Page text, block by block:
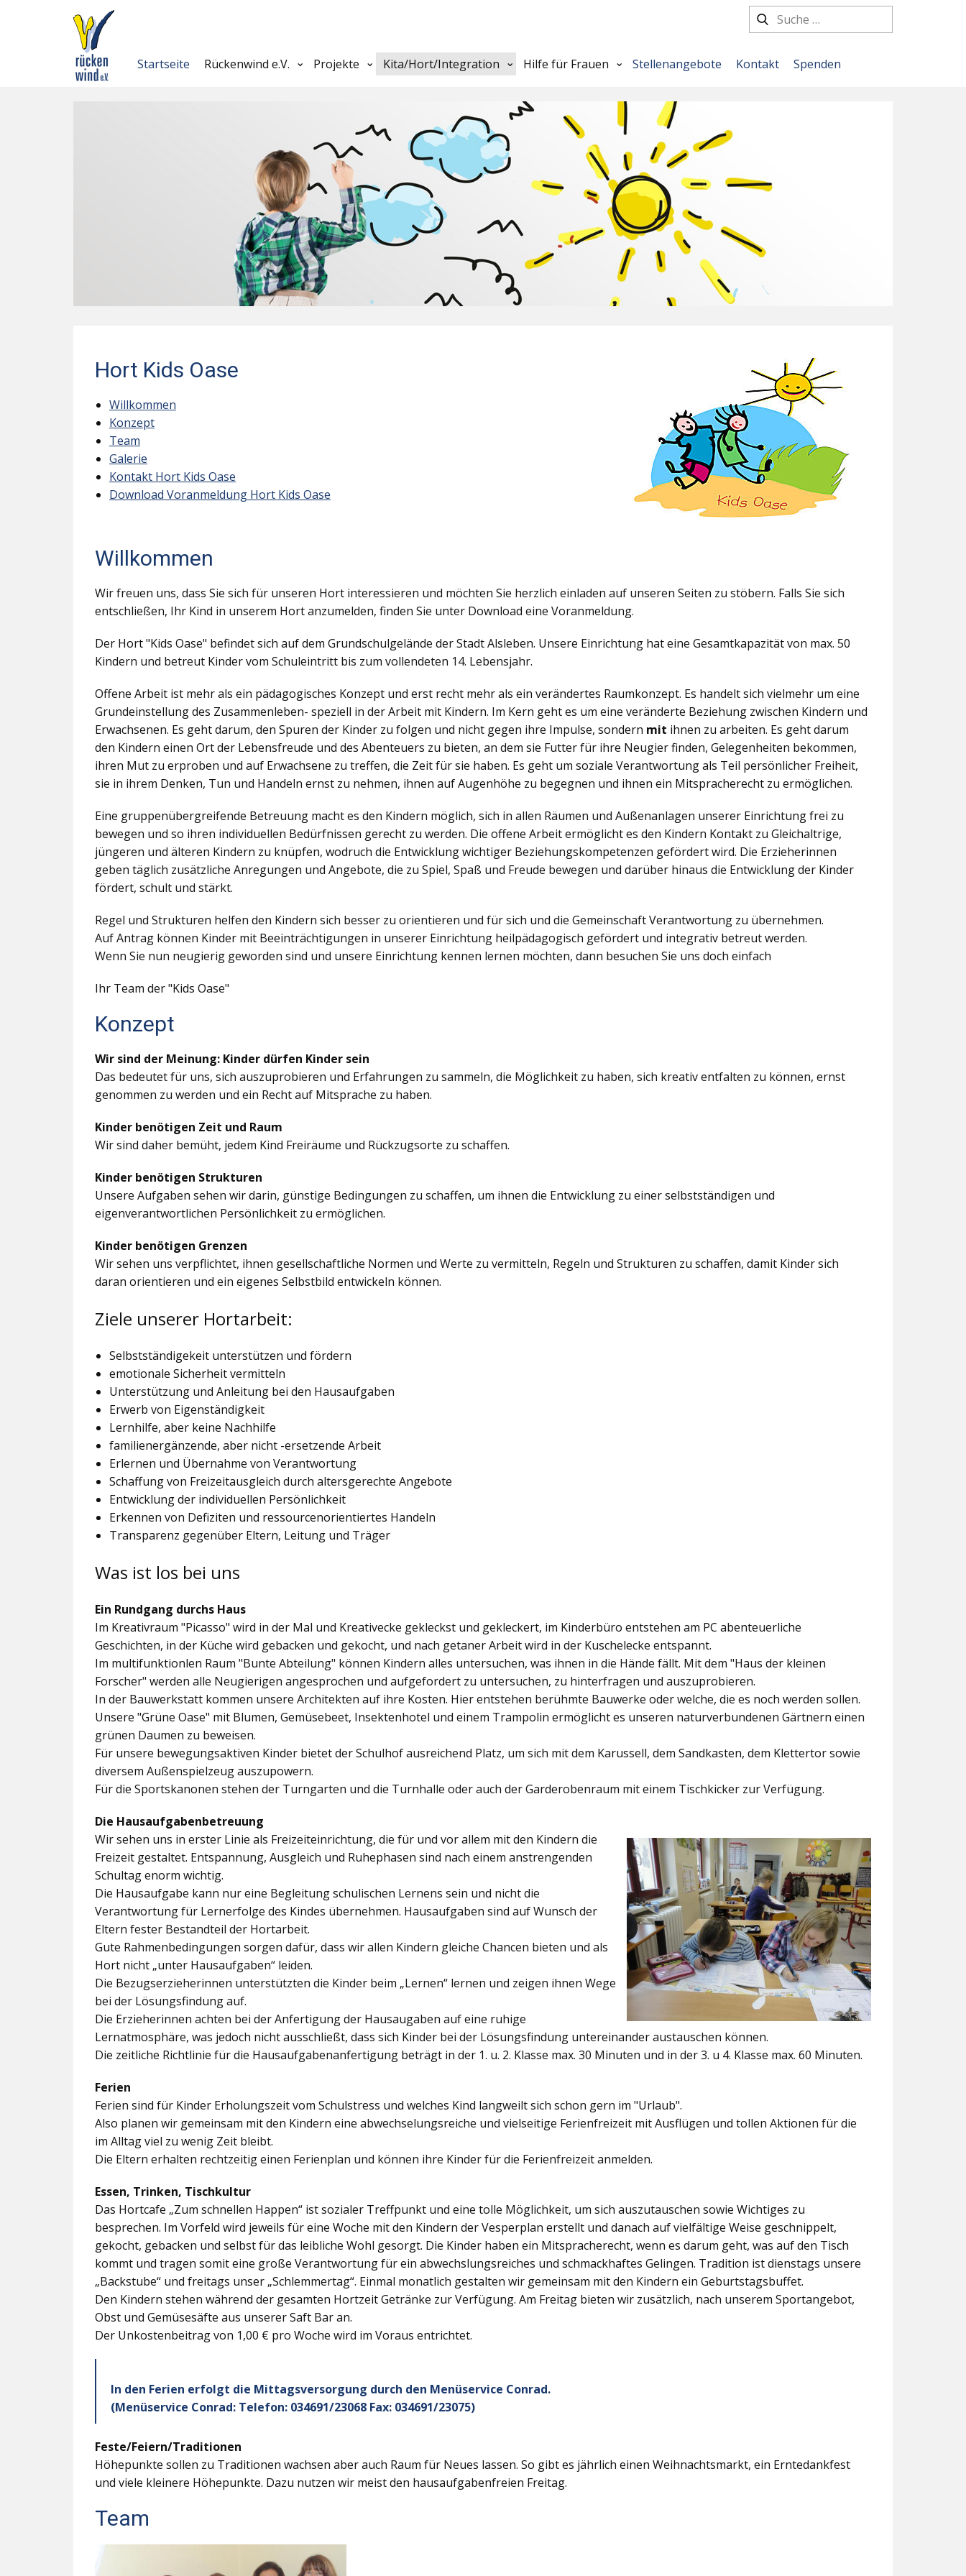
Startseite Rückenwind e.V. Projekte Kita/Hort/Integration Hilfe für Frauen Stellenangebote Kontakt Spenden
Hort Kids Oase
Willkommen
Konzept
Team
Galerie
Kontakt Hort Kids Oase
Download Voranmeldung Hort Kids Oase
Willkommen
Wir freuen uns, dass Sie sich für unseren Hort interessieren und möchten Sie herzlich einladen auf unseren Seiten zu stöbern. Falls Sie sich
entschließen, Ihr Kind in unserem Hort anzumelden, finden Sie unter Download eine Voranmeldung.
Der Hort "Kids Oase" befindet sich auf dem Grundschulgelände der Stadt Alsleben. Unsere Einrichtung hat eine Gesamtkapazität von max. 50
Kindern und betreut Kinder vom Schuleintritt bis zum vollendeten 14. Lebensjahr.
Offene Arbeit ist mehr als ein pädagogisches Konzept und erst recht mehr als ein verändertes Raumkonzept. Es handelt sich vielmehr um eine
Grundeinstellung des Zusammenleben- speziell in der Arbeit mit Kindern. Im Kern geht es um eine veränderte Beziehung zwischen Kindern und
Erwachsenen. Es geht darum, den Spuren der Kinder zu folgen und nicht gegen ihre Impulse, sondern mit ihnen zu arbeiten. Es geht darum
den Kindern einen Ort der Lebensfreude und des Abenteuers zu bieten, an dem sie Futter für ihre Neugier finden, Gelegenheiten bekommen,
ihren Mut zu erproben und auf Erwachsene zu treffen, die Zeit für sie haben. Es geht um soziale Verantwortung als Teil persönlicher Freiheit,
sie in ihrem Denken, Tun und Handeln ernst zu nehmen, ihnen auf Augenhöhe zu begegnen und ihnen ein Mitspracherecht zu ermöglichen.
Eine gruppenübergreifende Betreuung macht es den Kindern möglich, sich in allen Räumen und Außenanlagen unserer Einrichtung frei zu
bewegen und so ihren individuellen Bedürfnissen gerecht zu werden. Die offene Arbeit ermöglicht es den Kindern Kontakt zu Gleichaltrige,
jüngeren und älteren Kindern zu knüpfen, wodruch die Entwicklung wichtiger Beziehungskompetenzen gefördert wird. Die Erzieherinnen
geben täglich zusätzliche Anregungen und Angebote, die zu Spiel, Spaß und Freude bewegen und darüber hinaus die Entwicklung der Kinder
fördert, schult und stärkt.
Regel und Strukturen helfen den Kindern sich besser zu orientieren und für sich und die Gemeinschaft Verantwortung zu übernehmen.
Auf Antrag können Kinder mit Beeinträchtigungen in unserer Einrichtung heilpädagogisch gefördert und integrativ betreut werden.
Wenn Sie nun neugierig geworden sind und unsere Einrichtung kennen lernen möchten, dann besuchen Sie uns doch einfach
Ihr Team der "Kids Oase"
Konzept
Wir sind der Meinung: Kinder dürfen Kinder sein
Das bedeutet für uns, sich auszuprobieren und Erfahrungen zu sammeln, die Möglichkeit zu haben, sich kreativ entfalten zu können, ernst
genommen zu werden und ein Recht auf Mitsprache zu haben.
Kinder benötigen Zeit und Raum
Wir sind daher bemüht, jedem Kind Freiräume und Rückzugsorte zu schaffen.
Kinder benötigen Strukturen
Unsere Aufgaben sehen wir darin, günstige Bedingungen zu schaffen, um ihnen die Entwicklung zu einer selbstständigen und
eigenverantwortlichen Persönlichkeit zu ermöglichen.
Kinder benötigen Grenzen
Wir sehen uns verpflichtet, ihnen gesellschaftliche Normen und Werte zu vermitteln, Regeln und Strukturen zu schaffen, damit Kinder sich
daran orientieren und ein eigenes Selbstbild entwickeln können.
Ziele unserer Hortarbeit:
Selbstständigekeit unterstützen und fördern
emotionale Sicherheit vermitteln
Unterstützung und Anleitung bei den Hausaufgaben
Erwerb von Eigenständigkeit
Lernhilfe, aber keine Nachhilfe
familienergänzende, aber nicht -ersetzende Arbeit
Erlernen und Übernahme von Verantwortung
Schaffung von Freizeitausgleich durch altersgerechte Angebote
Entwicklung der individuellen Persönlichkeit
Erkennen von Defiziten und ressourcenorientiertes Handeln
Transparenz gegenüber Eltern, Leitung und Träger
Was ist los bei uns
Ein Rundgang durchs Haus
Im Kreativraum "Picasso" wird in der Mal und Kreativecke gekleckst und gekleckert, im Kinderbüro entstehen am PC abenteuerliche
Geschichten, in der Küche wird gebacken und gekocht, und nach getaner Arbeit wird in der Kuschelecke entspannt.
Im multifunktionlen Raum "Bunte Abteilung" können Kindern alles untersuchen, was ihnen in die Hände fällt. Mit dem "Haus der kleinen
Forscher" werden alle Neugierigen angesprochen und aufgefordert zu untersuchen, zu hinterfragen und auszuprobieren.
In der Bauwerkstatt kommen unsere Architekten auf ihre Kosten. Hier entstehen berühmte Bauwerke oder welche, die es noch werden sollen.
Unsere "Grüne Oase" mit Blumen, Gemüsebeet, Insektenhotel und einem Trampolin ermöglicht es unseren naturverbundenen Gärtnern einen
grünen Daumen zu beweisen.
Für unsere bewegungsaktiven Kinder bietet derSchulhofausreichend Platz, um sich mit dem Karussell, dem Sandkasten, dem Klettertor sowie
diversem Außenspielzeug auszupowern.
Für die Sportskanonen stehen der Turngarten und die Turnhalle oder auch derGarderobenraum mit einem Tischkicker zur Verfügung.
Die Hausaufgabenbetreuung
Wir sehen uns in erster Linie als Freizeiteinrichtung, die für und vor allem mit den Kindern die
Freizeit gestaltet. Entspannung, Ausgleich und Ruhephasen sind nach einem anstrengenden
Schultag enorm wichtig.
Die Hausaufgabe kann nur eine Begleitung schulischen Lernens sein und nicht die
Verantwortung für Lernerfolge des Kindes übernehmen. Hausaufgaben sind auf Wunsch der
Eltern fester Bestandteil der Hortarbeit.
Gute Rahmenbedingungen sorgen dafür, dass wir allen Kindern gleiche Chancen bieten und als
Hort nicht „unter Hausaufgaben“ leiden.
Die Bezugserzieherinnen unterstützten die Kinder beim „Lernen“ lernen und zeigen ihnen Wege
bei der Lösungsfindung auf.
Die Erzieherinnen achten bei der Anfertigung der Hausaugaben auf eine ruhige
Lernatmosphäre, was jedoch nicht ausschließt, dass sich Kinder bei der Lösungsfindung untereinander austauschen können.
Die zeitliche Richtlinie für die Hausaufgabenanfertigung beträgt in der 1. u. 2. Klasse max. 30 Minuten und in der 3. u 4. Klasse max. 60 Minuten.
Ferien
Ferien sind für Kinder Erholungszeit vom Schulstress und welches Kind langweilt sich schon gern im "Urlaub".
Also planen wir gemeinsam mit den Kindern eine abwechselungsreiche und vielseitige Ferienfreizeit mit Ausflügen und tollen Aktionen für die
im Alltag viel zu wenig Zeit bleibt.
Die Eltern erhalten rechtzeitig einen Ferienplan und können ihre Kinder für die Ferienfreizeit anmelden.
Essen, Trinken, Tischkultur
Das Hortcafe „Zum schnellen Happen“ ist sozialer Treffpunkt und eine tolle Möglichkeit, um sich auszutauschen sowie Wichtiges zu
besprechen. Im Vorfeld wird jeweils für eine Woche mit den Kindern der Vesperplan erstellt und danach auf vielfältige Weise geschnippelt,
gekocht, gebacken und selbst für das leibliche Wohl gesorgt. Die Kinder haben ein Mitspracherecht, wenn es darum geht, was auf den Tisch
kommt und tragen somit eine große Verantwortung für ein abwechslungsreiches und schmackhaftes Gelingen. Tradition ist dienstags unsere
„Backstube“ und freitags unser „Schlemmertag“. Einmal monatlich gestalten wir gemeinsam mit den Kindern ein Geburtstagsbuffet.
Den Kindern stehen während der gesamten Hortzeit Getränke zur Verfügung. Am Freitag bieten wir zusätzlich, nach unserem Sportangebot,
Obst und Gemüsesäfte aus unserer Saft Bar an.
Der Unkostenbeitrag von 1,00 € pro Woche wird im Voraus entrichtet.
In den Ferien erfolgt die Mittagsversorgung durch den Menüservice Conrad.
(Menüservice Conrad: Telefon: 034691/23068 Fax: 034691/23075)
Feste/Feiern/Traditionen
Höhepunkte sollen zu Traditionen wachsen aber auch Raum für Neues lassen. So gibt es jährlich einen Weihnachtsmarkt, ein Erntedankfest
und viele kleinere Höhepunkte. Dazu nutzen wir meist den hausaufgabenfreien Freitag.
Team